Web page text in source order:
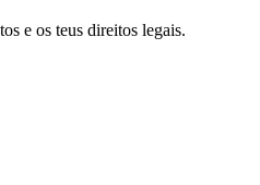
e os teus direitos legais.